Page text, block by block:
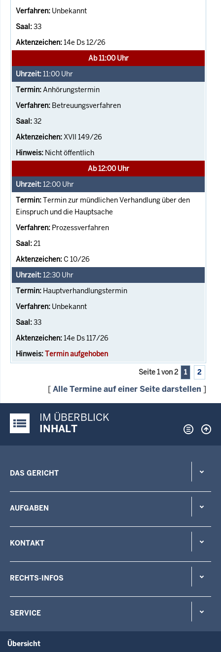
Unbekannt
33
14e Ds 12/26
Ab 11:00 Uhr
11:00 Uhr
Anhörungstermin
Betreuungsverfahren
32
XVII 149/26
Nicht öffentlich
Ab 12:00 Uhr
12:00 Uhr
Termin zur mündlichen Verhandlung über den
Einspruch und die Hauptsache
Prozessverfahren
21
C 10/26
12:30 Uhr
Hauptverhandlungstermin
Unbekannt
33
14e Ds 117/26
Termin aufgehoben
Seite 1 von 2 1 2
[Alle Termine auf einer Seite darstellen ]
Justiz-Portal im Überblick:
IM ÜBERBLICK
INHALT
DAS GERICHT
AUFGABEN
KONTAKT
RECHTS-INFOS
SERVICE
Übersicht